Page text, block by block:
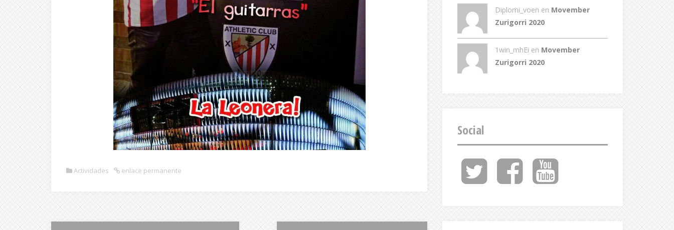
Actividades enlace permanente
Diplomi_voen en Movember
Zurigorri 2020
1win_mhEi en Movember
Zurigorri 2020
Social
Twitter Facebook Youtube